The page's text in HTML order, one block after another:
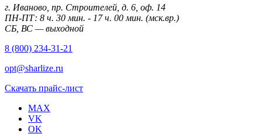
г. Иваново, пр. Строителей, д. 6, оф. 14
ПН-ПТ: 8 ч. 30 мин. - 17 ч. 00 мин. (мск.вр.)
СБ, ВС — выходной
8 (800) 234-31-21
opt@sharlize.ru
Скачать прайс-лист
MAX
VK
OK